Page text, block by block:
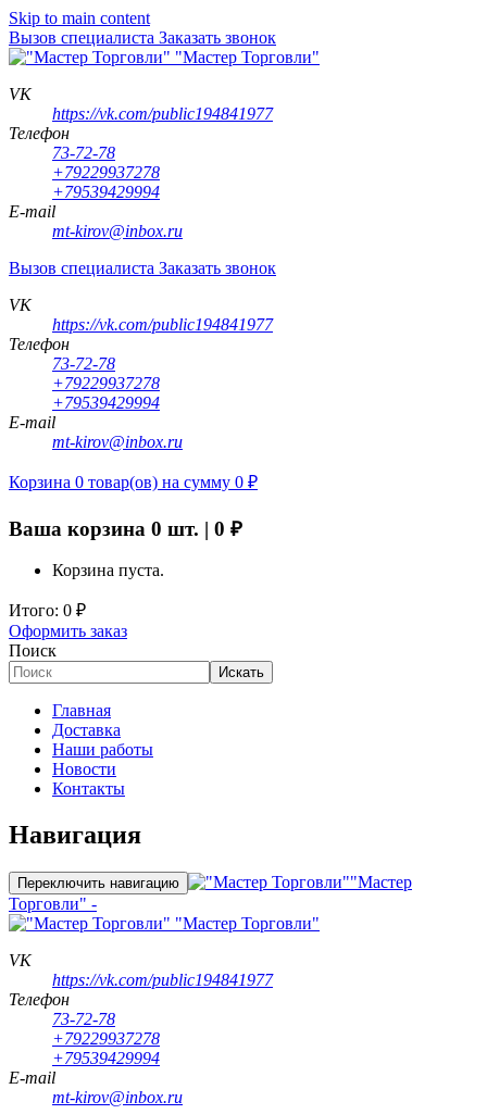
Skip to main content
Вызов специалиста Заказать звонок
"Мастер Торговли"
VK
https://vk.com/public194841977
Телефон
73-72-78
+79229937278
+79539429994
E-mail
mt-kirov@inbox.ru
Вызов специалиста Заказать звонок
VK
https://vk.com/public194841977
Телефон
73-72-78
+79229937278
+79539429994
E-mail
mt-kirov@inbox.ru
Корзина 0 товар(ов) на сумму 0 ₽
Ваша корзина 0 шт. | 0 ₽
Корзина пуста.
Итого: 0 ₽
Оформить заказ
Поиск
Искать
Главная
Доставка
Наши работы
Новости
Контакты
Навигация
Переключить навигацию
"Мастер
Торговли" -
"Мастер Торговли"
VK
https://vk.com/public194841977
Телефон
73-72-78
+79229937278
+79539429994
E-mail
mt-kirov@inbox.ru